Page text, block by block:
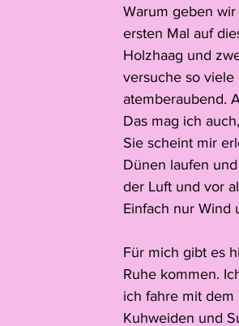
Hannah Oehry Ariane
Leonne Voegelin Jelïn
Gastbeitrag Colin Lanz
Warum geben
ersten Mal auf
Holzhaag und
versuche so viele
atemberaubend.
Das mag ich
Sie scheint mir
Dünen laufen
der Luft und vor
Einfach nur Wind
Für mich gibt es
Ruhe kommen.
ich fahre mit dem
Kuhweiden und